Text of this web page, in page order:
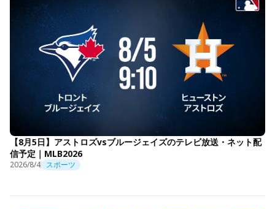
【8月5日】アストロズvsブルージェイズのテレビ放送・ネット配
信予定｜MLB2026
2026/8/4 スポーツ